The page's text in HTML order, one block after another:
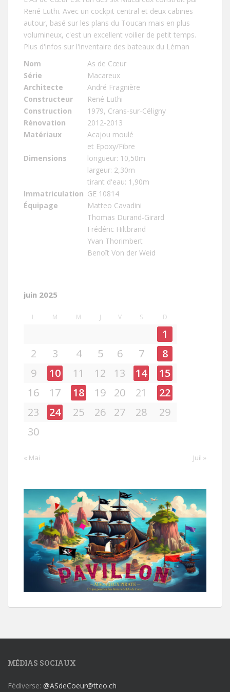
René Luthi. Avec un cockpit central et deux cabines
autour, basé sur les plans du Toucan mais en plus
volumineux, c'est un excellent voilier de petit temps.
Plus d'infos sur l'inventaire des bateaux du Léman
Nom
As de Cœur
Série
Macareux
Architecte
André Fragnière
Constructeur
René Luthi
Construction
1979, Crans-sur-Céligny
Rénovation
2012-2013
Matériaux
Acajou moulé
et Epoxy/Fibre
Dimensions
longueur: 10,50m
largeur: 2,30m
tirant d'eau: 1,90m
Immatriculation GE 10814
Équipage
Matteo Cavadini
Thomas Durand-Girard
Frédéric Hiltbrand
Yvan Thorimbert
Benoît Von der Weid
juin 2025
L M M J V S D
1
2
3 4 5 6 7
8
9
10 11 12 13 14
15
16
17 18 19 20 21
22
23
24 25 26 27 28
29
30
« Mai Juil »
MÉDIAS SOCIAUX
Fédiverse: @ASdeCoeur@tteo.ch